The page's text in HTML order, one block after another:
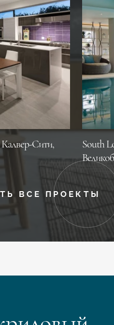
Калвер-Сити,
South
ВСЕ ПРОЕКТЫ